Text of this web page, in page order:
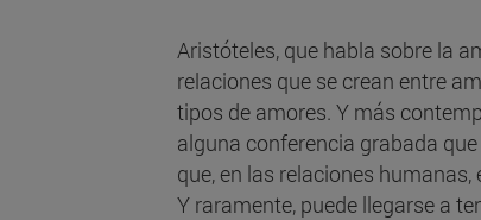
Aristóteles, que habla sobre la
relaciones que se crean entre
tipos de amores. Y más
alguna conferencia grabada
que, en las relaciones
Y raramente, puede llegarse a